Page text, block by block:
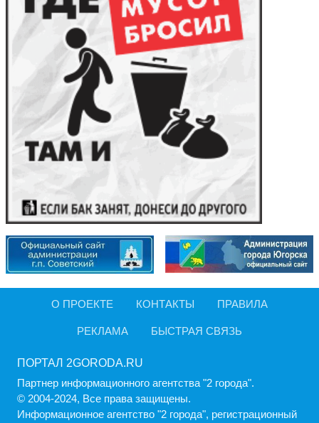
О ПРОЕКТЕ КОНТАКТЫ ПРАВИЛА
РЕКЛАМА БЫСТРАЯ СВЯЗЬ
ПОРТАЛ 2GORODA.RU
Партнер информационного агентства "2 города".
© 2004-2024, Все права защищены.
Информационное агентство "2 города", регистрационный